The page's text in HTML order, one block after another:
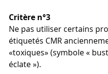
Critère n°3
Ne pas utiliser certains
étiquetés CMR
«toxiques» (symbole «
éclate »).